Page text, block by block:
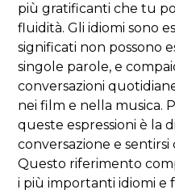
più gratificanti che tu
fluidità. Gli idiomi sono
significati non possono
singole parole, e
conversazioni
nei film e nella musica.
queste espressioni è la
conversazione e
Questo riferimento
i più importanti idiomi e